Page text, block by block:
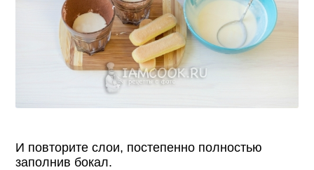
И повторите слои, постепенно полностью
заполнив бокал.